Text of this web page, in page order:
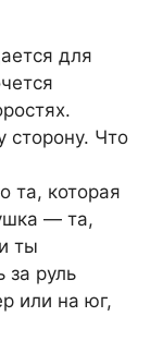
для
сторону. Что
та, которая
— та,
ты
за руль
или на юг,